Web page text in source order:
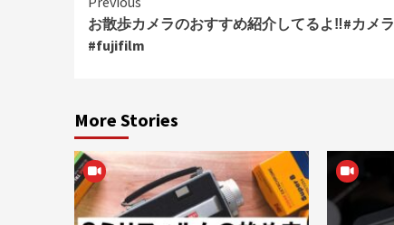
Reading
お散歩カメラのおすすめ紹介してるよ‼︎#カメラ
#fujifilm
More Stories